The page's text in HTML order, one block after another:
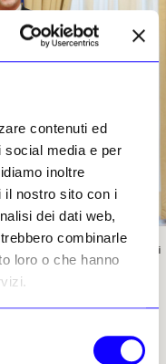
contenuti ed
social media e per
inoltre
il nostro sito con i
dei dati web,
combinarle
loro o che hanno
e del Turismo della Repubblica di